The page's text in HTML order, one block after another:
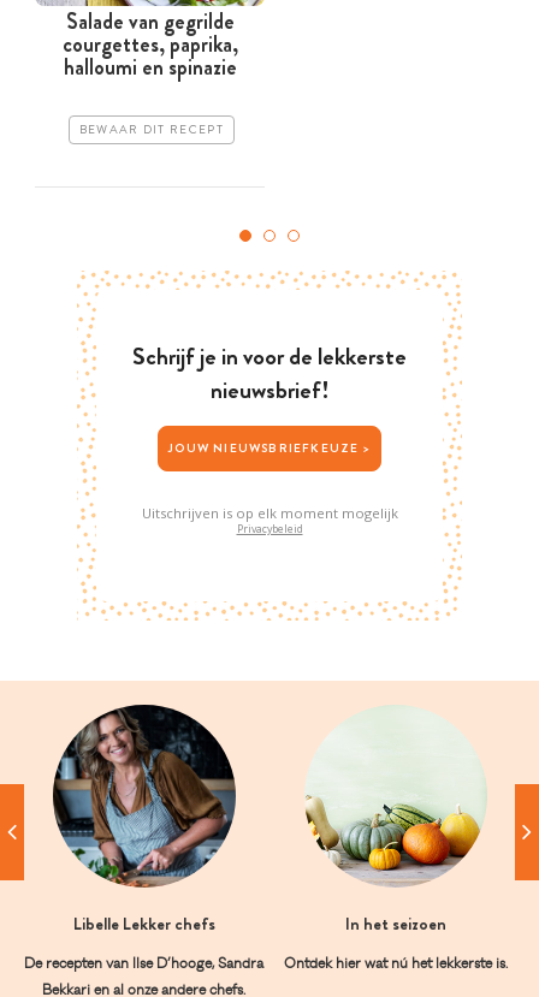
Salade van gegrilde
courgettes, paprika,
halloumi en spinazie
BEWAAR DIT RECEPT
Schrijf je in voor de lekkerste
nieuwsbrief!
JOUW NIEUWSBRIEFKEUZE >
Uitschrijven is op elk moment mogelijk
Privacybeleid
Libelle Lekker chefs
De recepten van Ilse D’hooge, Sandra
Bekkari en al onze andere chefs.
In het seizoen
Ontdek hier wat nú het lekkerste is.